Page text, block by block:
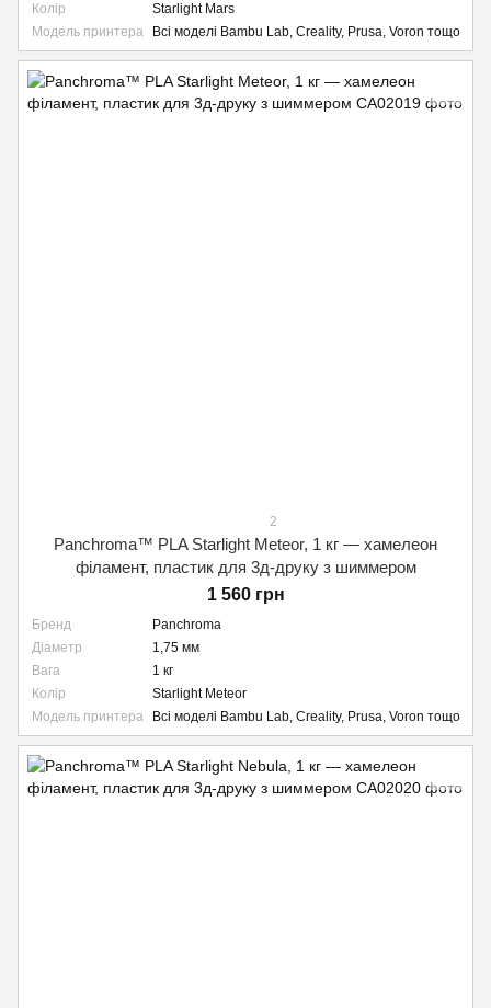
Колір
Starlight Mars
Модель принтера
Всі моделі Bambu Lab, Creality, Prusa, Voron тощо
2
Panchroma™ PLA Starlight Meteor, 1 кг — хамелеон
філамент, пластик для 3д-друку з шиммером
1 560 грн
Бренд
Panchroma
Діаметр
1,75 мм
Вага
1 кг
Колір
Starlight Meteor
Модель принтера
Всі моделі Bambu Lab, Creality, Prusa, Voron тощо